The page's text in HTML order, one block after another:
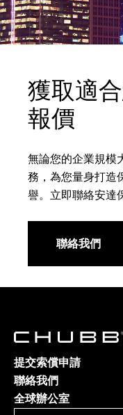
獲取適
報價
無論您的企業規模
務，為您量身打造
譽。立即聯絡安達
聯絡我們
提交索償申請
聯絡我們
全球辦公室